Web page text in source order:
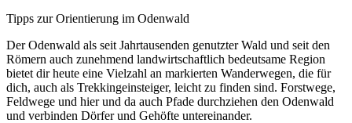
Tipps zur Orientierung im Odenwald
Der Odenwald als seit Jahrtausenden genutzter Wald und seit den
Römern auch zunehmend landwirtschaftlich bedeutsame Region
bietet dir heute eine Vielzahl an markierten Wanderwegen, die für
dich, auch als Trekkingeinsteiger, leicht zu finden sind. Forstwege,
Feldwege und hier und da auch Pfade durchziehen den Odenwald
und verbinden Dörfer und Gehöfte untereinander.